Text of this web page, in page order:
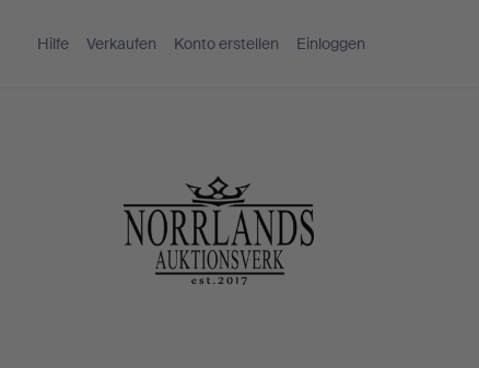
Hilfe Verkaufen Konto erstellen Einloggen